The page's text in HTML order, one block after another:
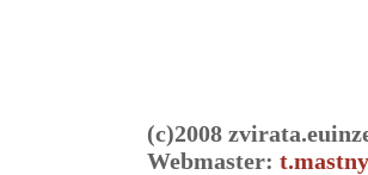
(c)2008
Webmaster: